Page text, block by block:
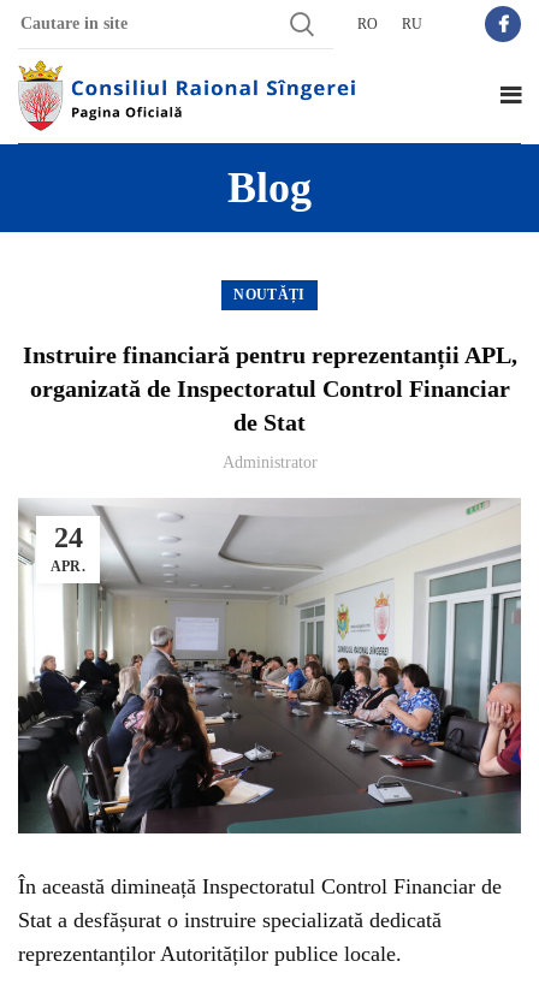
RO RU
Blog
NOUTĂȚI
Instruire financiară pentru reprezentanții APL,
organizată de Inspectoratul Control Financiar
de Stat
Administrator
24
APR.
În această dimineață Inspectoratul Control Financiar de
Stat a desfășurat o instruire specializată dedicată
reprezentanților Autorităților publice locale.